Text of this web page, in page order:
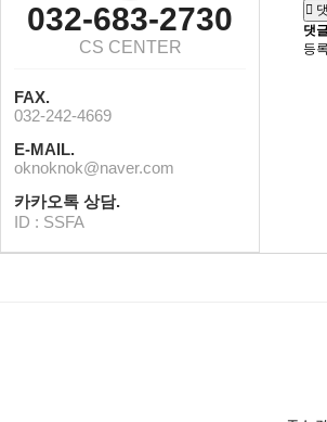
032-683-2730
CS CENTER
FAX.
032-242-4669
E-MAIL.
oknoknok@naver.com
카카오톡 상담.
ID : SSFA
댓
등